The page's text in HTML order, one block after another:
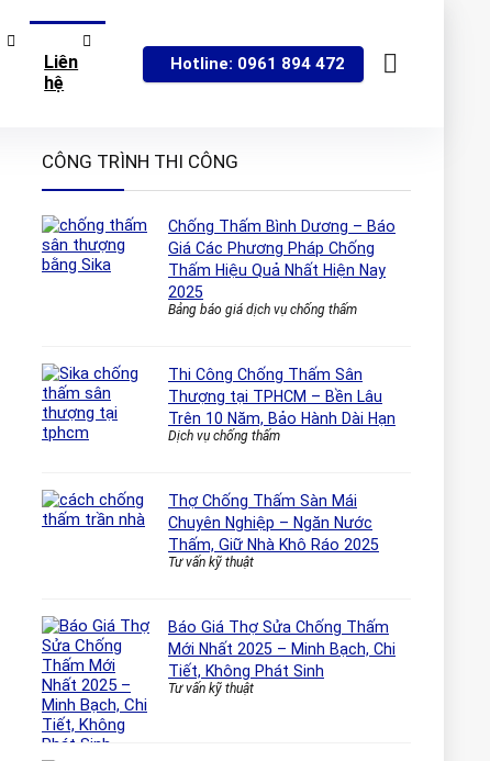
Liên
hệ
Hotline: 0961 894 472
CÔNG TRÌNH THI CÔNG
Chống Thấm Bình Dương – Báo
Giá Các Phương Pháp Chống
Thấm Hiệu Quả Nhất Hiện Nay
2025
Bảng báo giá dịch vụ chống thấm
Thi Công Chống Thấm Sân
Thượng tại TPHCM – Bền Lâu
Trên 10 Năm, Bảo Hành Dài Hạn
Dịch vụ chống thấm
Thợ Chống Thấm Sàn Mái
Chuyên Nghiệp – Ngăn Nước
Thấm, Giữ Nhà Khô Ráo 2025
Tư vấn kỹ thuật
Báo Giá Thợ Sửa Chống Thấm
Mới Nhất 2025 – Minh Bạch, Chi
Tiết, Không Phát Sinh
Tư vấn kỹ thuật